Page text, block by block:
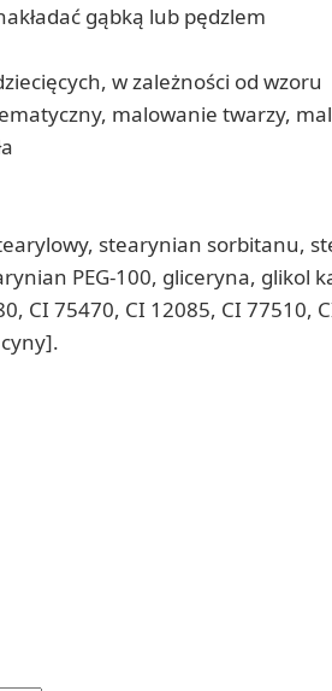
gąbką lub pędzlem
w zależności od wzoru
malowanie twarzy,
stearynian
PEG-100, gliceryna, glikol
CI 75470, CI 12085, CI